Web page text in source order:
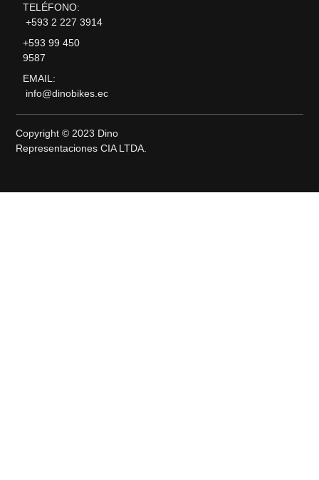
TELÉFONO:
+593 2 227 3914
+593 99 450
9587
EMAIL:
info@dinobikes.ec
Copyright © 2023 Dino
Representaciones CIA LTDA.